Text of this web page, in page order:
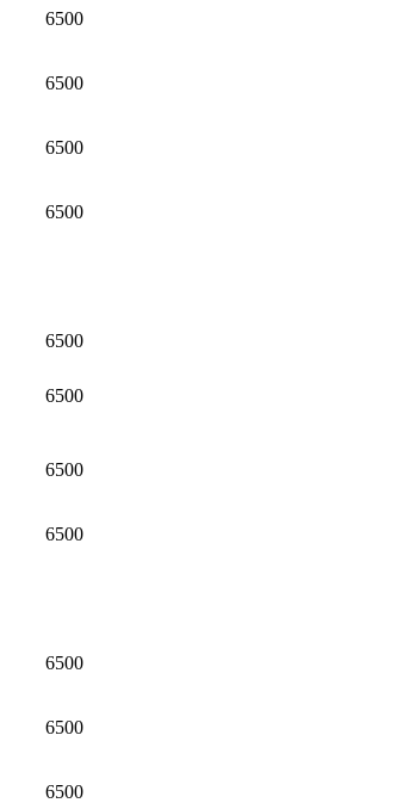
6500
6500
6500
6500
6500
6500
6500
6500
6500
6500
6500